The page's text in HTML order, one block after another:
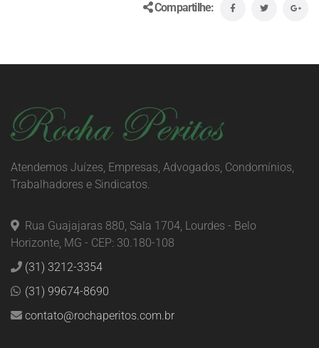
Compartilhe:
Atendemos Juízes, Empresas, Advogados, Condomínios,
Trabalhadores e Sindicatos.
Rua Guajajaras 880, Sala 1704, Lourdes - Belo
Horizonte, MG - CEP: 30.180-108
(31) 3212-3354
(31) 99674-8690
contato@rochaperitos.com.br